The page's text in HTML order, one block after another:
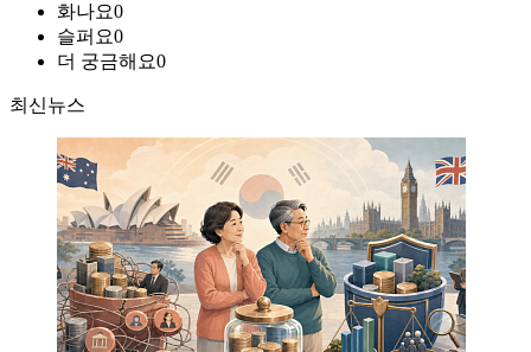
화나요0
슬퍼요0
더 궁금해요0
최신뉴스